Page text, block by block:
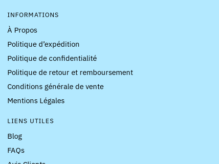
INFORMATIONS
À Propos
Politique d’expédition
Politique de confidentialité
Politique de retour et remboursement
Conditions générale de vente
Mentions Légales
LIENS UTILES
Blog
FAQs